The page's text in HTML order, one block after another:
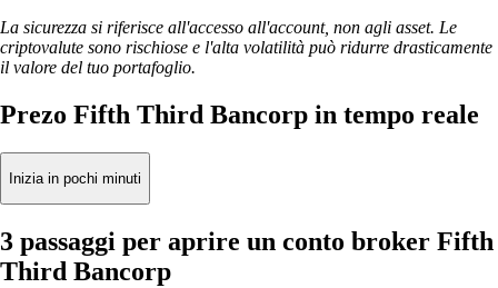
La sicurezza si riferisce all'accesso all'account, non agli asset. Le
criptovalute sono rischiose e l'alta volatilità può ridurre drasticamente
il valore del tuo portafoglio.
Prezo Fifth Third Bancorp in tempo reale
Inizia in pochi minuti
3 passaggi per aprire un conto broker Fifth
Third Bancorp